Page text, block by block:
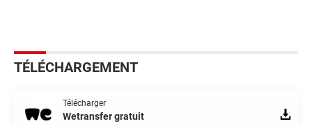
TÉLÉCHARGEMENT
Télécharger
Wetransfer gratuit